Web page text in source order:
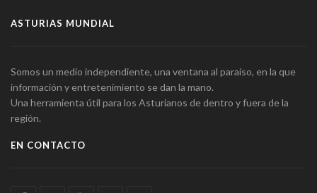
ASTURIAS MUNDIAL
Somos un medio independiente, una ventana al paraíso, en la que
información y entretenimiento se dan la mano.
Una herramienta útil para los Asturianos de dentro y fuera de la
región.
EN CONTACTO